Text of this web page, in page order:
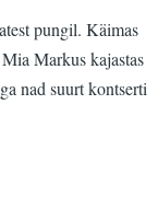
pungil. Käimas
Markus kajastas
nad suurt kontserti